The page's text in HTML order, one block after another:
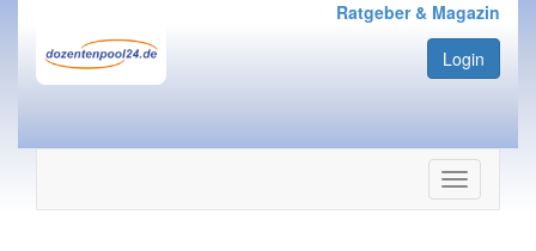
Ratgeber & Magazin
Login
Navigation
ein-/